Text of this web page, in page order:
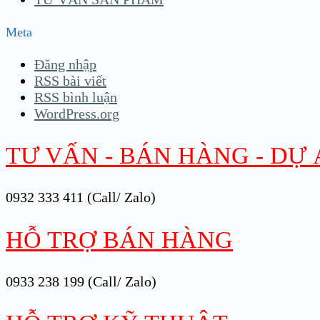
Meta
Đăng nhập
RSS bài viết
RSS bình luận
WordPress.org
TƯ VẤN - BÁN HÀNG - DỰ
0932 333 411 (Call/ Zalo)
HỖ TRỢ BÁN HÀNG
0933 238 199 (Call/ Zalo)